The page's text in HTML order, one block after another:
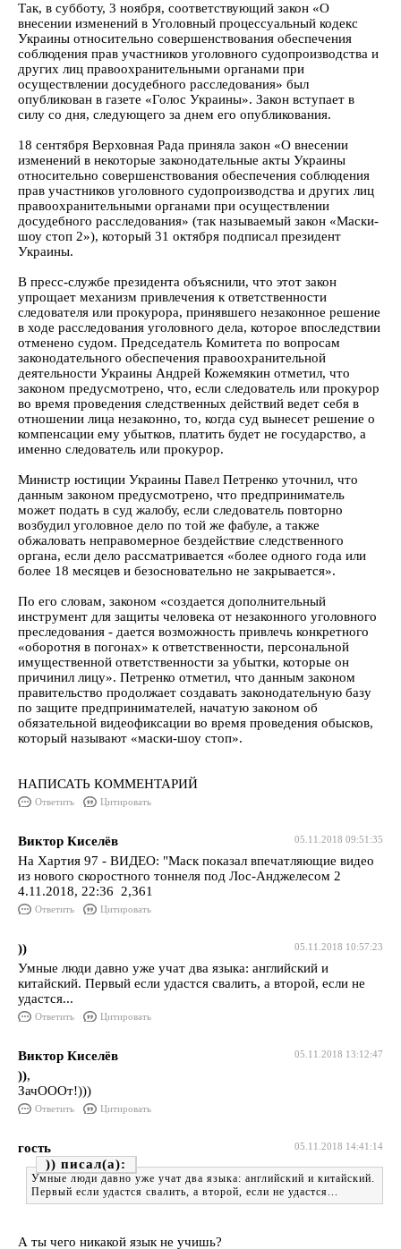
Так, в субботу, 3 ноября, соответствующий закон «О
внесении изменений в Уголовный процессуальный кодекс
Украины относительно совершенствования обеспечения
соблюдения прав участников уголовного судопроизводства и
других лиц правоохранительными органами при
осуществлении досудебного расследования» был
опубликован в газете «Голос Украины». Закон вступает в
силу со дня, следующего за днем его опубликования.
18 сентября Верховная Рада приняла закон «О внесении
изменений в некоторые законодательные акты Украины
относительно совершенствования обеспечения соблюдения
прав участников уголовного судопроизводства и других лиц
правоохранительными органами при осуществлении
досудебного расследования» (так называемый закон «Маски-
шоу стоп 2»), который 31 октября подписал президент
Украины.
В пресс-службе президента объяснили, что этот закон
упрощает механизм привлечения к ответственности
следователя или прокурора, принявшего незаконное решение
в ходе расследования уголовного дела, которое впоследствии
отменено судом. Председатель Комитета по вопросам
законодательного обеспечения правоохранительной
деятельности Украины Андрей Кожемякин отметил, что
законом предусмотрено, что, если следователь или прокурор
во время проведения следственных действий ведет себя в
отношении лица незаконно, то, когда суд вынесет решение о
компенсации ему убытков, платить будет не государство, а
именно следователь или прокурор.
Министр юстиции Украины Павел Петренко уточнил, что
данным законом предусмотрено, что предприниматель
может подать в суд жалобу, если следователь повторно
возбудил уголовное дело по той же фабуле, а также
обжаловать неправомерное бездействие следственного
органа, если дело рассматривается «более одного года или
более 18 месяцев и безосновательно не закрывается».
По его словам, законом «создается дополнительный
инструмент для защиты человека от незаконного уголовного
преследования - дается возможность привлечь конкретного
«оборотня в погонах» к ответственности, персональной
имущественной ответственности за убытки, которые он
причинил лицу». Петренко отметил, что данным законом
правительство продолжает создавать законодательную базу
по защите предпринимателей, начатую законом об
обязательной видеофиксации во время проведения обысков,
который называют «маски-шоу стоп».
НАПИСАТЬ КОММЕНТАРИЙ
Ответить Цитировать
05.11.2018 09:51:35
Виктор Киселёв
На Хартия 97 - ВИДЕО: "Маск показал впечатляющие видео
из нового скоростного тоннеля под Лос-Анджелесом 2
4.11.2018, 22:36 2,361
Ответить Цитировать
05.11.2018 10:57:23
))
Умные люди давно уже учат два языка: английский и
китайский. Первый если удастся свалить, а второй, если не
удастся...
Ответить Цитировать
05.11.2018 13:12:47
Виктор Киселёв
)),
ЗачОООт!)))
Ответить Цитировать
05.11.2018 14:41:14
гость
))
Умные люди давно уже учат два языка: английский и китайский.
Первый если удастся свалить, а второй, если не удастся...
А ты чего никакой язык не учишь?